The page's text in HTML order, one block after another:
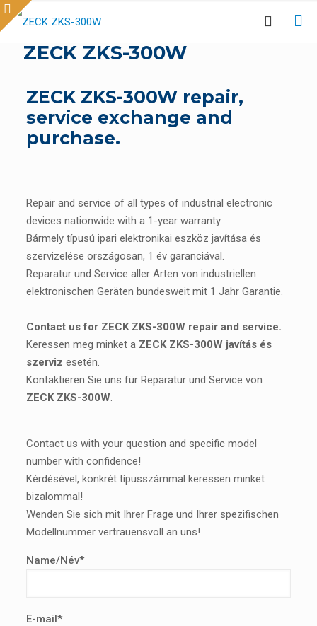
ZECK ZKS-300W
ZECK ZKS-300W repair,
service exchange and
purchase.
Repair and service of all types of industrial electronic
devices nationwide with a 1-year warranty.
Bármely típusú ipari elektronikai eszköz javítása és
szervizelése országosan, 1 év garanciával.
Reparatur und Service aller Arten von industriellen
elektronischen Geräten bundesweit mit 1 Jahr Garantie.
Contact us for ZECK ZKS-300W repair and service.
Keressen meg minket a ZECK ZKS-300W javítás és
szerviz esetén.
Kontaktieren Sie uns für Reparatur und Service von
ZECK ZKS-300W.
Contact us with your question and specific model
number with confidence!
Kérdésével, konkrét típusszámmal keressen minket
bizalommal!
Wenden Sie sich mit Ihrer Frage und Ihrer spezifischen
Modellnummer vertrauensvoll an uns!
Name/Név*
E-mail*